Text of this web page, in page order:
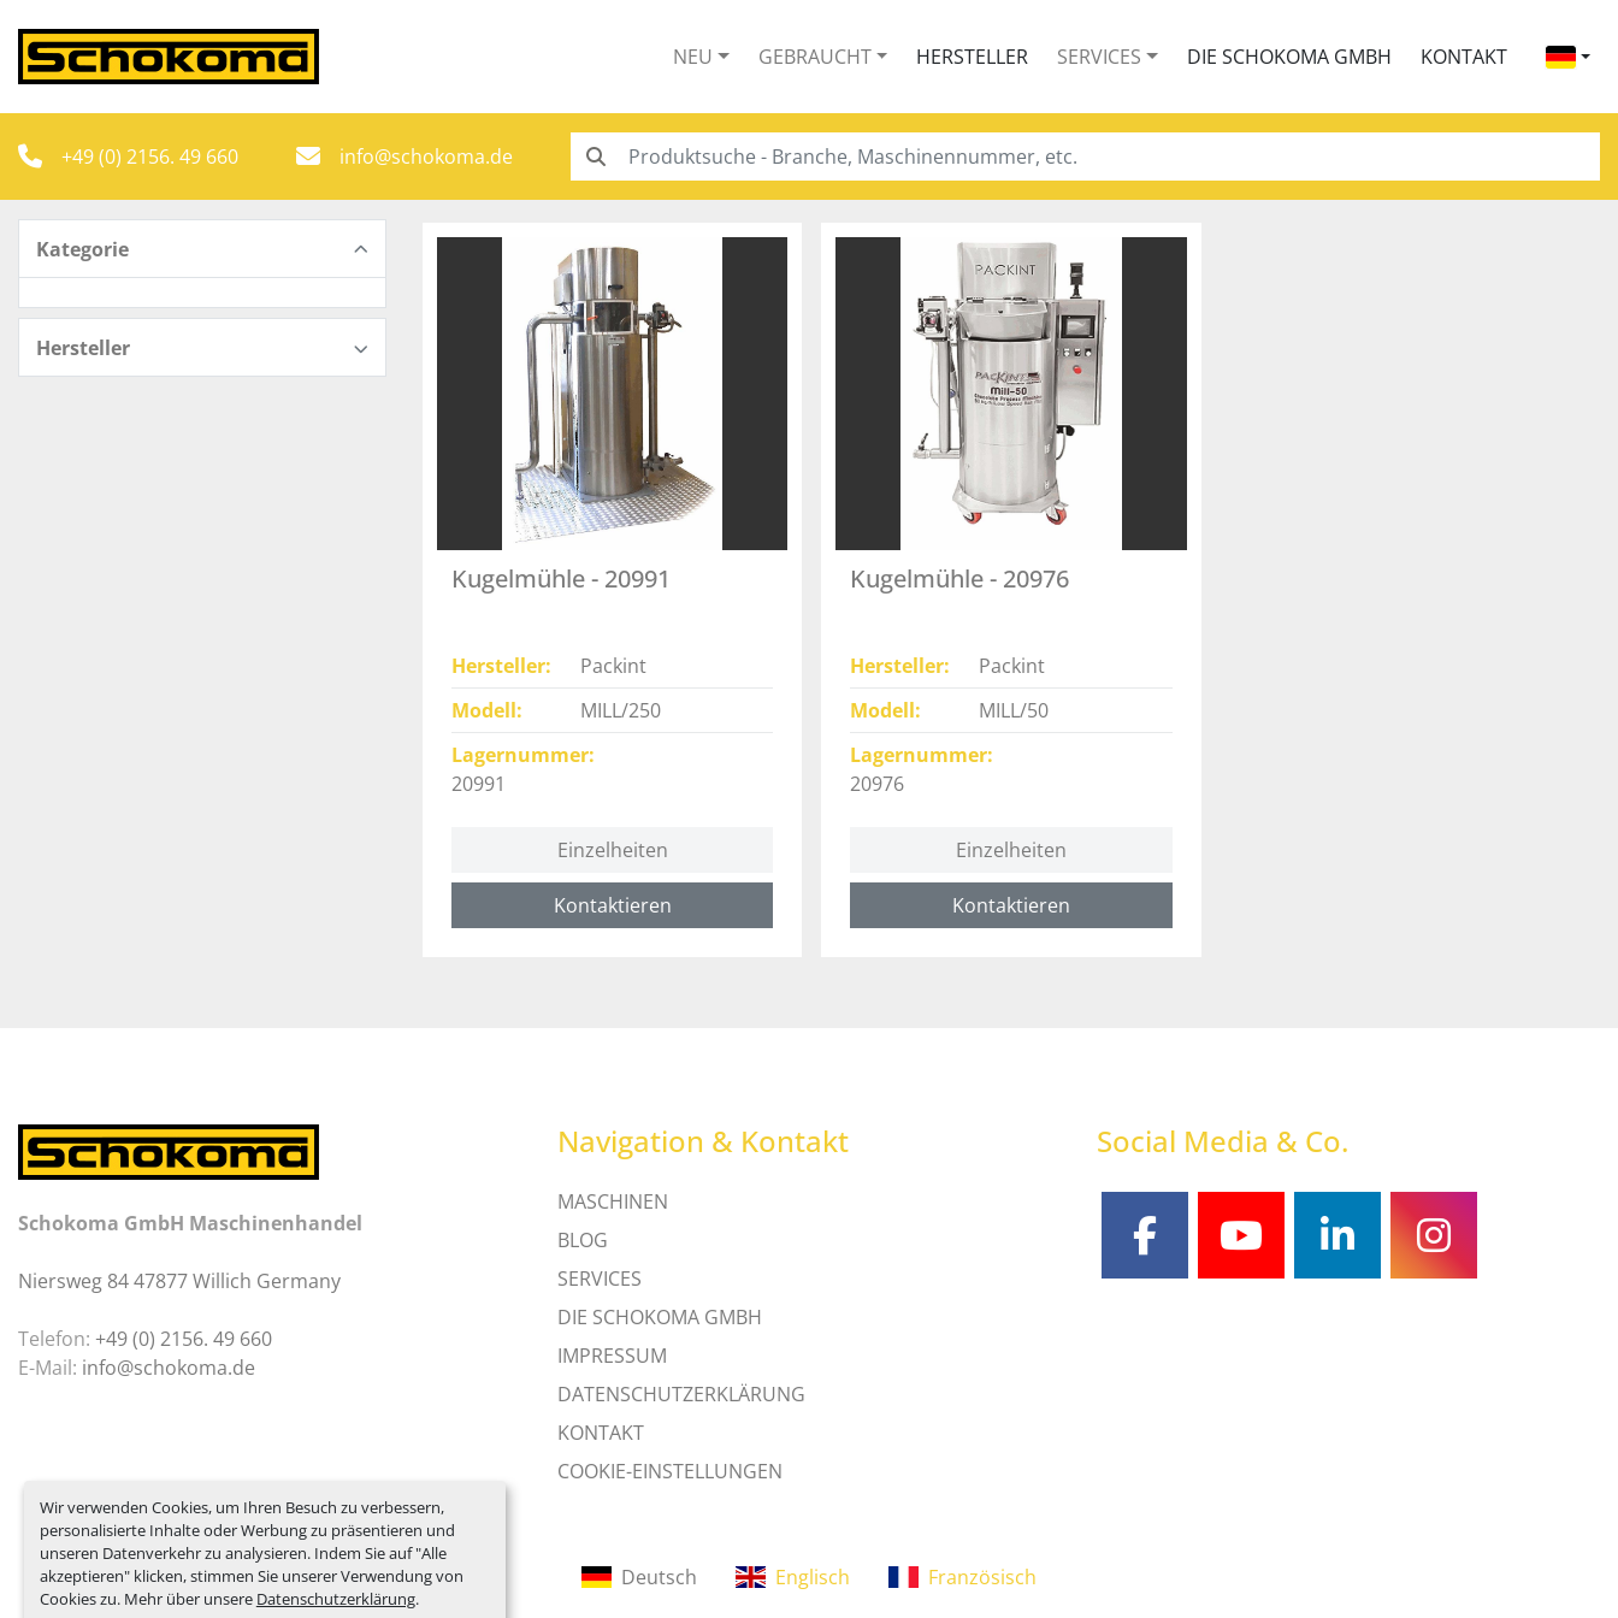
Wir verwenden Cookies, um Ihren Besuch zu verbessern,
personalisierte Inhalte oder Werbung zu präsentieren und
unseren Datenverkehr zu analysieren. Indem Sie auf "Alle
akzeptieren" klicken, stimmen Sie unserer Verwendung von
Cookies zu. Mehr über unsere Datenschutzerklärung.
NEU GEBRAUCHT HERSTELLER SERVICES DIE SCHOKOMA GMBH KONTAKT
+49 (0) 2156. 49 660 info@schokoma.de
Kategorie
Hersteller
Kugelmühle - 20991
Hersteller
Packint
Modell
MILL/250
Lagernummer
20991
Einzelheiten
Kontaktieren
Kugelmühle - 20976
Hersteller
Packint
Modell
MILL/50
Lagernummer
20976
Einzelheiten
Kontaktieren
Schokoma GmbH Maschinenhandel
Niersweg 84 47877 Willich Germany
Telefon: +49 (0) 2156. 49 660
E-Mail: info@schokoma.de
Navigation & Kontakt
MASCHINEN
BLOG
SERVICES
DIE SCHOKOMA GMBH
IMPRESSUM
DATENSCHUTZERKLÄRUNG
KONTAKT
COOKIE-EINSTELLUNGEN
Social Media & Co.
facebookyoutubelinkedininstagram
Deutsch Englisch Französisch